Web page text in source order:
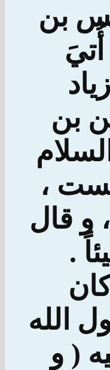
بن
بن
،
و قال
.
الله
( و